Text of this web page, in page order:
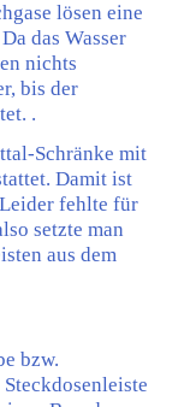
lösen eine
das Wasser
nichts
bis der
.
Schränke mit
Damit ist
fehlte für
setzte man
aus dem
bzw.